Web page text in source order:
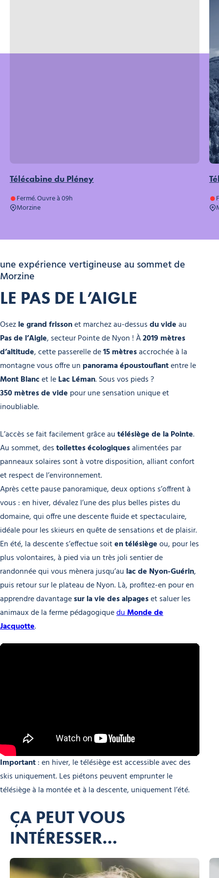
Télécabine du Pléney
Fermé. Ouvre à 09h
Morzine
une expérience vertigineuse au sommet de
Morzine
LE PAS DE L’AIGLE
Osezle grand frissonet marchez au-dessusdu videau
Pas de l’Aigle, secteur Pointe de Nyon ! À2019 mètres
d’altitude, cette passerelle de15 mètresaccrochée à la
montagne vous offre un panorama époustouflantentre le
Mont Blancet leLac Léman. Sous vos pieds ?
350 mètres de vide pour une sensation unique et
inoubliable.
L’accès se fait facilement grâce autélésiège de la Pointe.
Au sommet, destoilettes écologiquesalimentées par
panneaux solaires sont à votre disposition, alliant confort
et respect de l’environnement.
Après cette pause panoramique, deux options s’offrent à
vous : en hiver, dévalez l’une des plus belles pistes du
domaine, qui offre une descente fluide et spectaculaire,
idéale pour les skieurs en quête de sensations et de plaisir.
En été, la descente s’effectue soiten télésiègeou, pour les
plus volontaires, à pied via un très joli sentier de
randonnée qui vous mènera jusqu’au lac de Nyon-Guérin,
puis retour sur le plateau de Nyon. Là, profitez-en pour en
apprendre davantagesur la vie des alpageset saluer les
animaux de la ferme pédagogiqueduMonde de
Jacquotte.
Important: en hiver, le télésiège est accessible avec des
skis uniquement. Les piétons peuvent emprunter le
télésiège à la montée et à la descente, uniquement l’été.
ÇA PEUT VOUS
INTÉRESSER…